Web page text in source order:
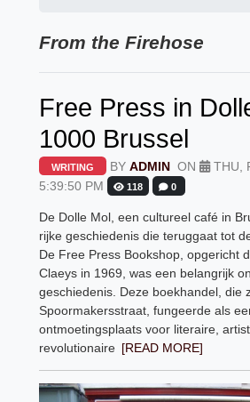
From the Firehose
Free Press in
1000 Brussel
WRITING BYADMIN ON
THU,
5:39:50 PM
118 0
De Dolle Mol, een cultureel café in
rijke geschiedenis die teruggaat tot de
De Free Press Bookshop, opgericht
Claeys in 1969, was een belangrijk
geschiedenis. Deze boekhandel, die
Spoormakersstraat, fungeerde als
ontmoetingsplaats voor literaire,
revolutionaire [READ MORE]